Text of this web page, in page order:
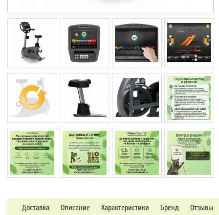
Доставка Описание Характеристики Бренд Отзывы